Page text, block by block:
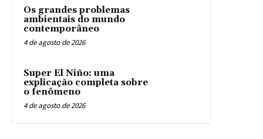
Os grandes problemas
ambientais do mundo
contemporâneo
4 de agosto de 2026
Super El Niño: uma
explicação completa sobre
o fenômeno
4 de agosto de 2026